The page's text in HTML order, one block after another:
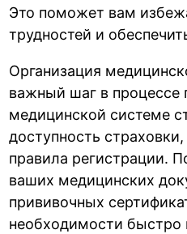
Это поможет вам
трудностей и
Организация
важный шаг в процессе
медицинской системе
доступность
правила регистрации.
ваших медицинских
прививочных
необходимости быстро